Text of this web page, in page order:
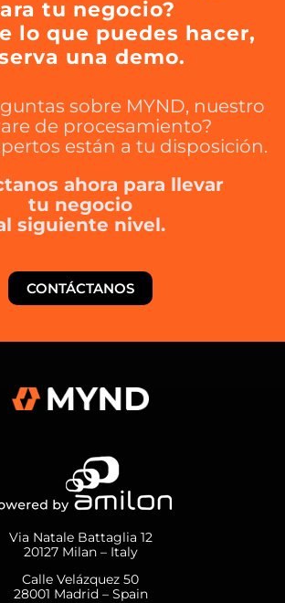
tu negocio?
lo que puedes hacer,
una demo.
sobre MYND, nuestro
de procesamiento?
están a tu disposición.
ahora para llevar
tu negocio
siguiente nivel.
CONTÁCTANOS
Via Natale Battaglia 12
20127 Milan – Italy
Calle Velázquez 50
28001 Madrid – Spain